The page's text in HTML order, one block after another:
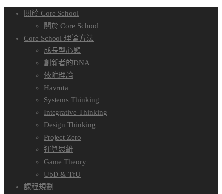
關於 Core School
關於 Core School
Core School 理論方法
成長型心態
創新者的DNA
依附理論
Havruta
Systems Thinking
Integrative Thinking
Design Thinking
Project Zero
運算思維
Game Theory
UbD & TfU
課程規劃